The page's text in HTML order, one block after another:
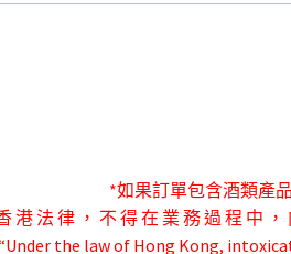
*如果訂單包含酒類產
港 法 律 ， 不 得 在 業 務 過 程 中
the law of Hong Kong,